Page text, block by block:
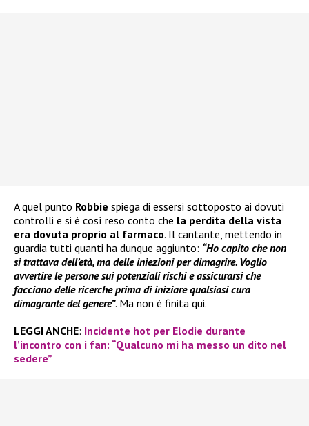
A quel punto Robbie spiega di essersi sottoposto ai dovuti
controlli e si è così reso conto che la perdita della vista
era dovuta proprio al farmaco. Il cantante, mettendo in
guardia tutti quanti ha dunque aggiunto: “Ho capito che non
si trattava dell’età, ma delle iniezioni per dimagrire. Voglio
avvertire le persone sui potenziali rischi e assicurarsi che
facciano delle ricerche prima di iniziare qualsiasi cura
dimagrante del genere”. Ma non è finita qui.
LEGGI ANCHE: Incidente hot per Elodie durante
l’incontro con i fan: “Qualcuno mi ha messo un dito nel
sedere”